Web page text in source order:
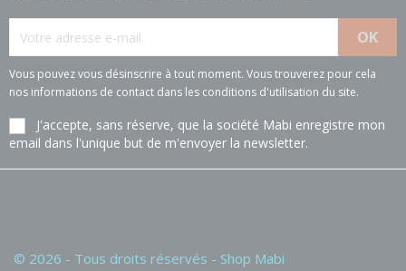
Vous pouvez vous désinscrire à tout moment. Vous trouverez pour cela
nos informations de contact dans les conditions d'utilisation du site.
J'accepte, sans réserve, que la société Mabi enregistre mon
email dans l'unique but de m'envoyer la newsletter.
© 2026 - Tous droits réservés - Shop Mabi